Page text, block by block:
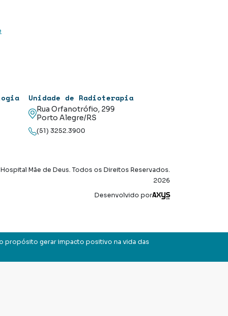
Unidade de Radioterapia
Rua Orfanotrófio, 299
Porto Alegre/RS
(51) 3252.3900
Hospital Mãe de Deus. Todos os Direitos Reservados.
2026
Desenvolvido por
Axysweb
propósito gerar impacto positivo na vida das